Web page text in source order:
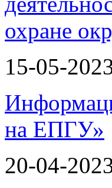
15-05-
на ЕПГУ»
20-04-